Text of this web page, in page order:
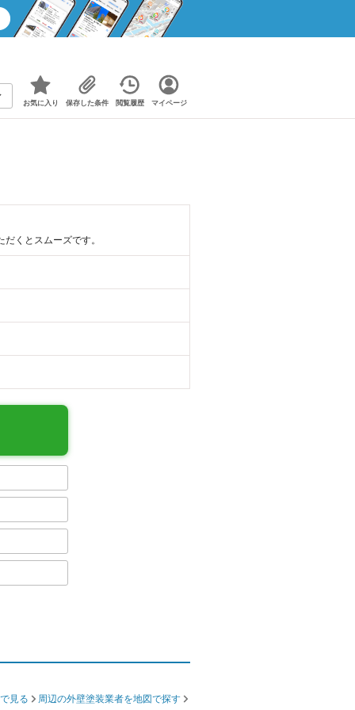
お気に入り 保存した条件 閲覧履歴 マイページ
くとスムーズです。
見る 周辺の外壁塗装業者を地図で探す